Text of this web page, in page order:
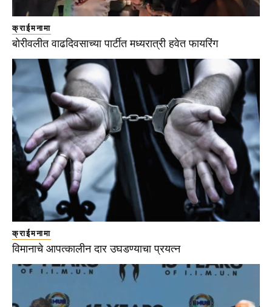
क्राईमनामा
बोरीवलीत वाढदिवसाच्या पार्टीत मध्यरात्री हवेत फायरिंग
क्राईमनामा
विमानाचे आपत्कालीन दार उघडण्याचा प्रयत्न